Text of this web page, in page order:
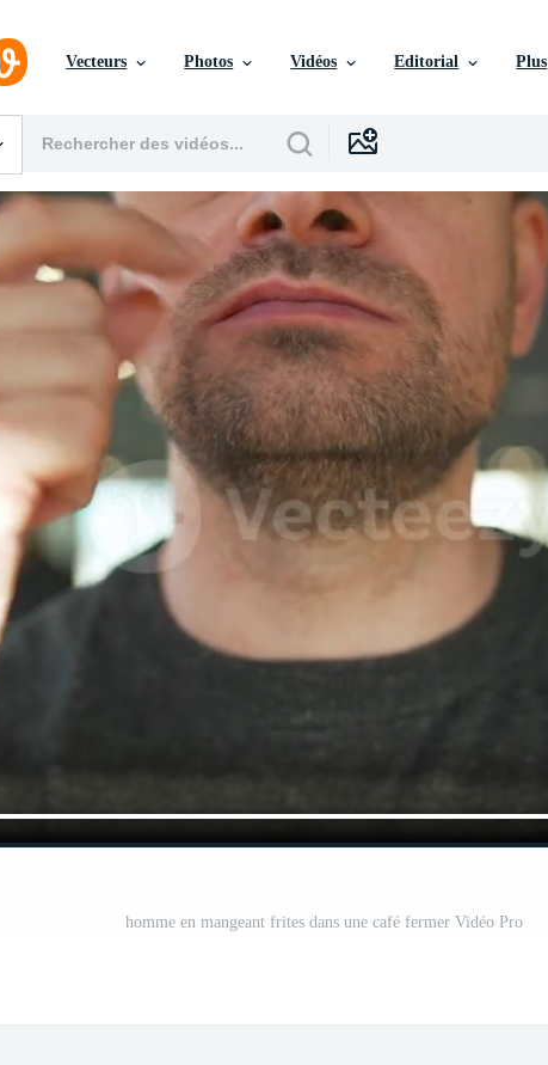
Vecteurs Photos Vidéos Editorial Plus
homme en mangeant frites dans une café fermer Vidéo Pro